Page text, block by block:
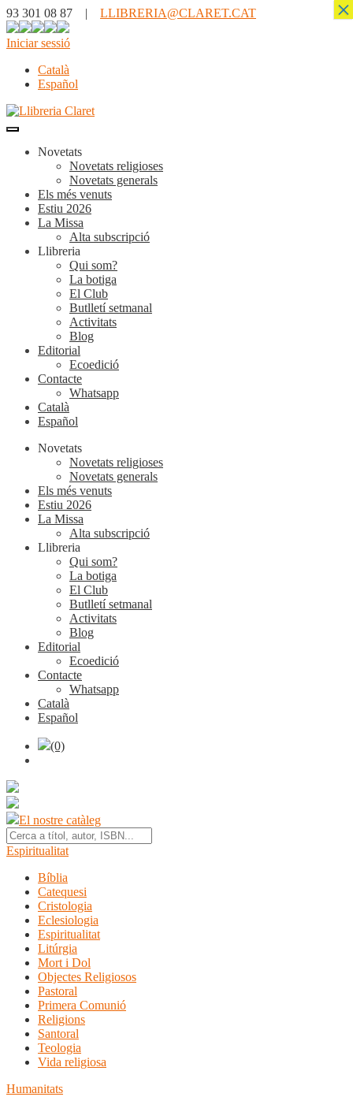
93 301 08 87 | LLIBRERIA@CLARET.CAT
Iniciar sessió
Català
Español
Novetats
Novetats religioses
Novetats generals
Els més venuts
Estiu 2026
La Missa
Alta subscripció
Llibreria
Qui som?
La botiga
El Club
Butlletí setmanal
Activitats
Blog
Editorial
Ecoedició
Contacte
Whatsapp
Català
Español
Novetats
Novetats religioses
Novetats generals
Els més venuts
Estiu 2026
La Missa
Alta subscripció
Llibreria
Qui som?
La botiga
El Club
Butlletí setmanal
Activitats
Blog
Editorial
Ecoedició
Contacte
Whatsapp
Català
Español
(0)
El nostre catàleg
Espiritualitat
Bíblia
Catequesi
Cristologia
Eclesiologia
Espiritualitat
Litúrgia
Mort i Dol
Objectes Religiosos
Pastoral
Primera Comunió
Religions
Santoral
Teologia
Vida religiosa
Humanitats
×